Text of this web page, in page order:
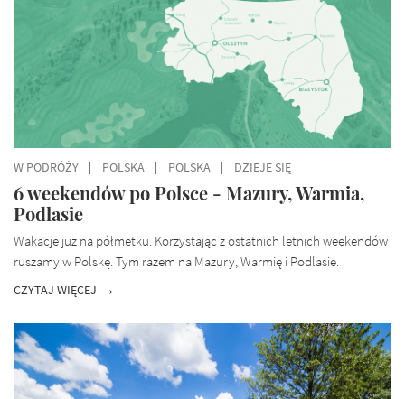
W PODRÓŻY POLSKA POLSKA DZIEJE SIĘ
6 weekendów po Polsce - Mazury, Warmia,
Podlasie
Wakacje już na półmetku. Korzystając z ostatnich letnich weekendów
ruszamy w Polskę. Tym razem na Mazury, Warmię i Podlasie.
CZYTAJ WIĘCEJ